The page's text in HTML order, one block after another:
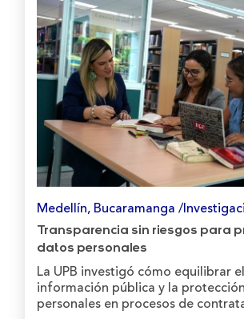
Medellín, Bucaramanga /
Transparencia sin riesgos para
datos personales
La UPB investigó cómo equilibrar
información pública y la
personales en procesos de